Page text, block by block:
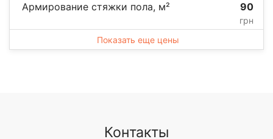
Армирование стяжки пола, м² 90
грн
Показать еще цены
Контакты